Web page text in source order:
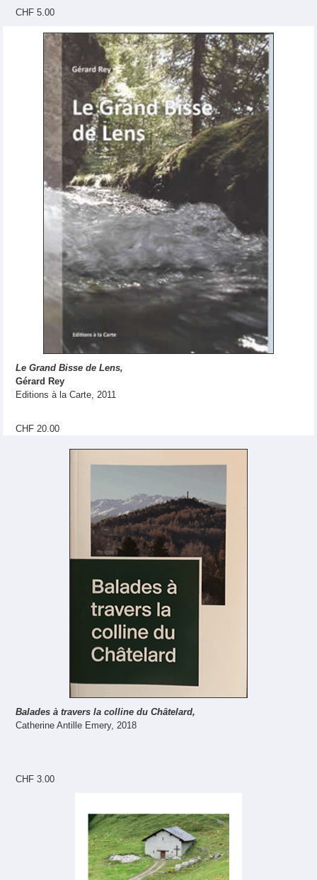
CHF 5.00
Le Grand Bisse de Lens,
Gérard Rey
Editions à la Carte, 2011
CHF 20.00
Balades à travers la colline du Châtelard,
Catherine Antille Emery, 2018
CHF 3.00